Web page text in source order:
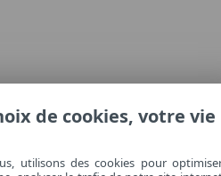
de cookies, votre vie
utilisons des cookies pour